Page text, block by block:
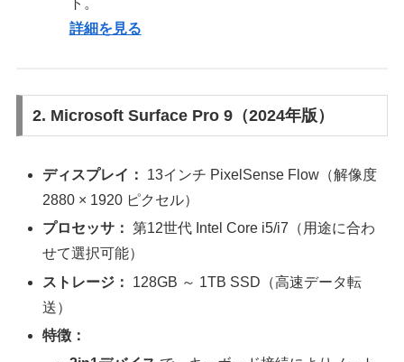
詳細を見る
2. Microsoft Surface Pro 9（2024年版）
ディスプレイ：
13インチ PixelSense Flow（解像度
2880 × 1920 ピクセル）
プロセッサ： 第12世代 Intel Core i5/i7（用途に合わ
せて選択可能）
ストレージ：
128GB ～ 1TB SSD（高速データ転
送）
特徴：